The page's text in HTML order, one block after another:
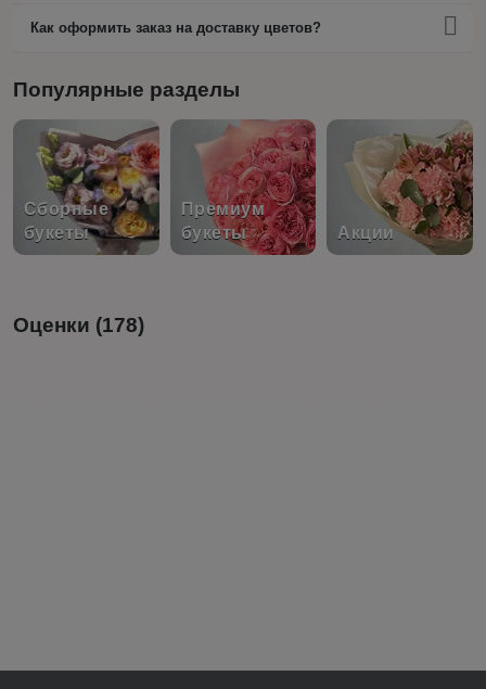
Как оформить заказ на доставку цветов?
Популярные разделы
Сборные
букеты
Премиум
букеты
Акции
Оценки (178)